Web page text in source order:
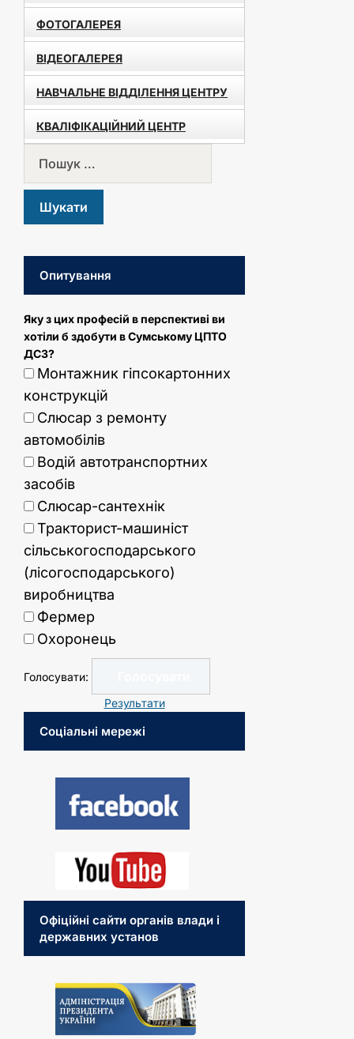
ФОТОГАЛЕРЕЯ
ВІДЕОГАЛЕРЕЯ
НАВЧАЛЬНЕ ВІДДІЛЕННЯ ЦЕНТРУ
КВАЛІФІКАЦІЙНИЙ ЦЕНТР
Опитування
Яку з цих професій в перспективі ви
хотіли б здобути в Сумському ЦПТО
ДСЗ?
Монтажник гіпсокартонних
конструкцій
Слюсар з ремонту
автомобілів
Водій автотранспортних
засобів
Слюсар-сантехнік
Тракторист-машиніст
сільськогосподарського
(лісогосподарського)
виробництва
Фермер
Охоронець
Голосувати:
Результати
Соціальні мережі
Офіційні сайти органів влади і
державних установ